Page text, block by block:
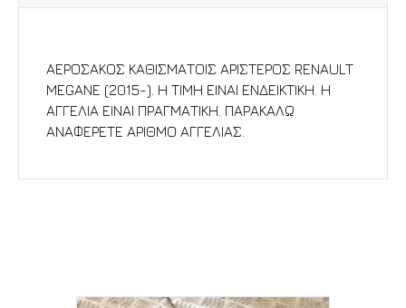
ΑΕΡΟΣΑΚΟΣ ΚΑΘΙΣΜΑΤΟΙΣ ΑΡΙΣΤΕΡΟΣ RENAULT
MEGANE (2015-). Η ΤΙΜΗ ΕΙΝΑΙ ΕΝΔΕΙΚΤΙΚΗ. Η
ΑΓΓΕΛΙΑ ΕΙΝΑΙ ΠΡΑΓΜΑΤΙΚΗ. ΠΑΡΑΚΑΛΩ
ΑΝΑΦΕΡΕΤΕ ΑΡΙΘΜΟ ΑΓΓΕΛΙΑΣ.